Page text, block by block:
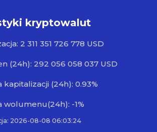
kryptowalut
2 311 351 726 778 USD
(24h): 292 056 058 037 USD
kapitalizacji (24h): 0.93%
wolumenu(24h): -1%
2026-08-08 06:03:24